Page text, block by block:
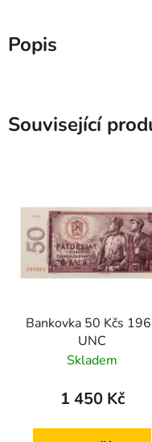
Popis
Související
Bankovka 50 Kčs
UNC
Skladem
1 450 Kč